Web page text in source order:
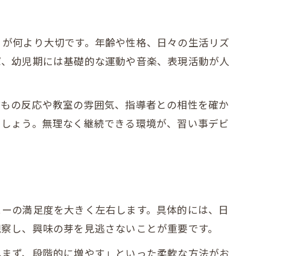
何より大切です。年齢や性格、日々の生活リズ
幼児期には基礎的な運動や音楽、表現活動が人
の反応や教室の雰囲気、指導者との相性を確か
ょう。無理なく継続できる環境が、習い事デビ
の満足度を大きく左右します。具体的には、日
、興味の芽を見逃さないことが重要です。
ず、段階的に増やす」といった柔軟な方法がお